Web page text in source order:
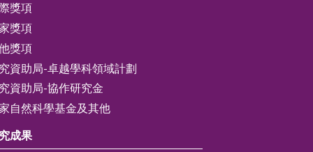
獎項
獎項
獎項
資助局-卓越學科領域計劃
資助局-協作研究金
自然科學基金及其他
成果